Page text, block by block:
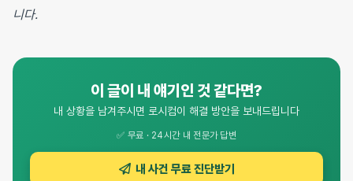
니다.
이 글이 내 얘기인 것 같다면?
내 상황을 남겨주시면 로시컴이 해결 방안을 보내드립니다
✅ 무료 · 24시간 내 전문가 답변
내 사건 무료 진단받기